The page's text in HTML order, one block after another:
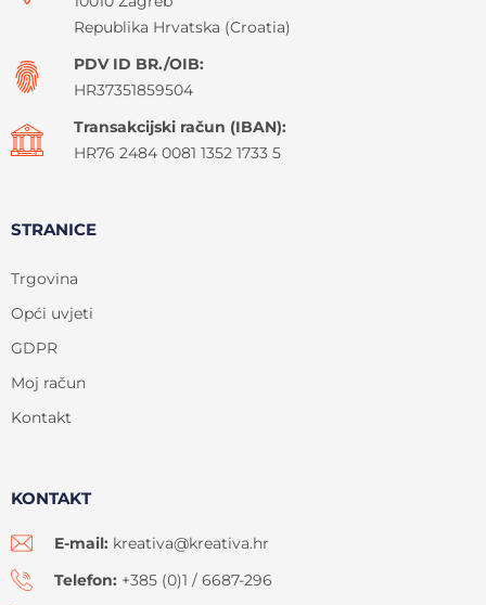
Republika Hrvatska (Croatia)
PDV ID BR./OIB:
HR37351859504
Transakcijski račun (IBAN):
HR76 2484 0081 1352 1733 5
STRANICE
Trgovina
Opći uvjeti
GDPR
Moj račun
Kontakt
KONTAKT
E-mail: kreativa@kreativa.hr
Telefon: +385 (0)1 / 6687-296